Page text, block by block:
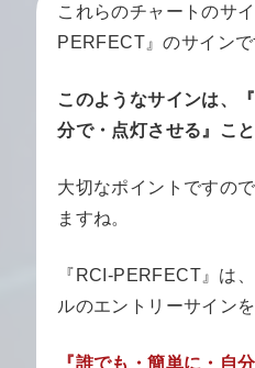
これらのチャートのサ
PERFECT』のサインで
このようなサインは、
分で・点灯させる』こ
大切なポイントですの
ますね。
『RCI-PERFECT』は
ルのエントリーサインを
『誰でも・簡単に・自